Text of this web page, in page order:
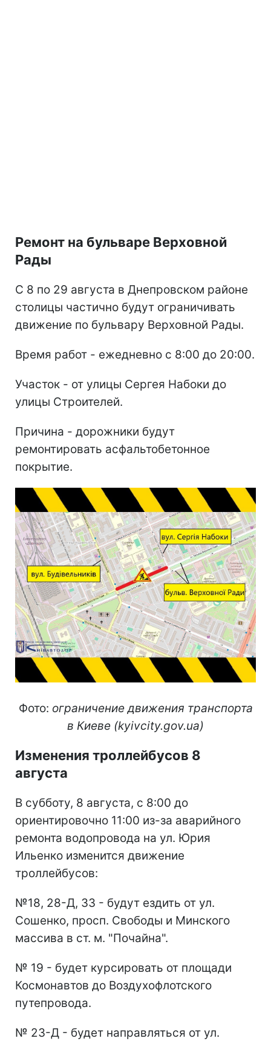
Ремонт на бульваре Верховной
Рады
С 8 по 29 августа в Днепровском районе
столицы частично будут ограничивать
движение по бульвару Верховной Рады.
Время работ - ежедневно с 8:00 до 20:00.
Участок - от улицы Сергея Набоки до
улицы Строителей.
Причина - дорожники будут
ремонтировать асфальтобетонное
покрытие.
Фото: ограничение движения транспорта
в Киеве (kyivcity.gov.ua)
Изменения троллейбусов 8
августа
В субботу, 8 августа, с 8:00 до
ориентировочно 11:00 из-за аварийного
ремонта водопровода на ул. Юрия
Ильенко изменится движение
троллейбусов:
№18, 28-Д, 33 - будут ездить от ул.
Сошенко, просп. Свободы и Минского
массива в ст. м. "Почайна".
№ 19 - будет курсировать от площади
Космонавтов до Воздухофлотского
путепровода.
№ 23-Д - будет направляться от ул.